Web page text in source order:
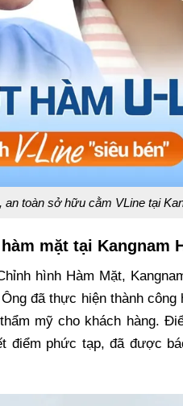
an toàn sở hữu cằm VLine tại
mặt tại Kangnam
hình Hàm Mặt,
đã thực hiện thành
mỹ cho khách hàng.
điểm phức tạp, đã được